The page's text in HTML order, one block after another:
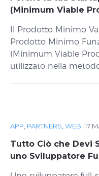
(Minimum Viable
Il Prodotto Minimo
Prodotto Minimo
(Minimum Viable
utilizzato nella
APP, PARTNERS,WEB ·17
Tutto Ciò che Devi
uno Sviluppatore